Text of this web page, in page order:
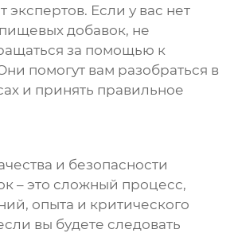
Если у вас нет
добавок, не
за помощью к
помогут вам разобраться в
и принять правильное
и безопасности
– это сложный процесс,
опыта и критического
вы будете следовать